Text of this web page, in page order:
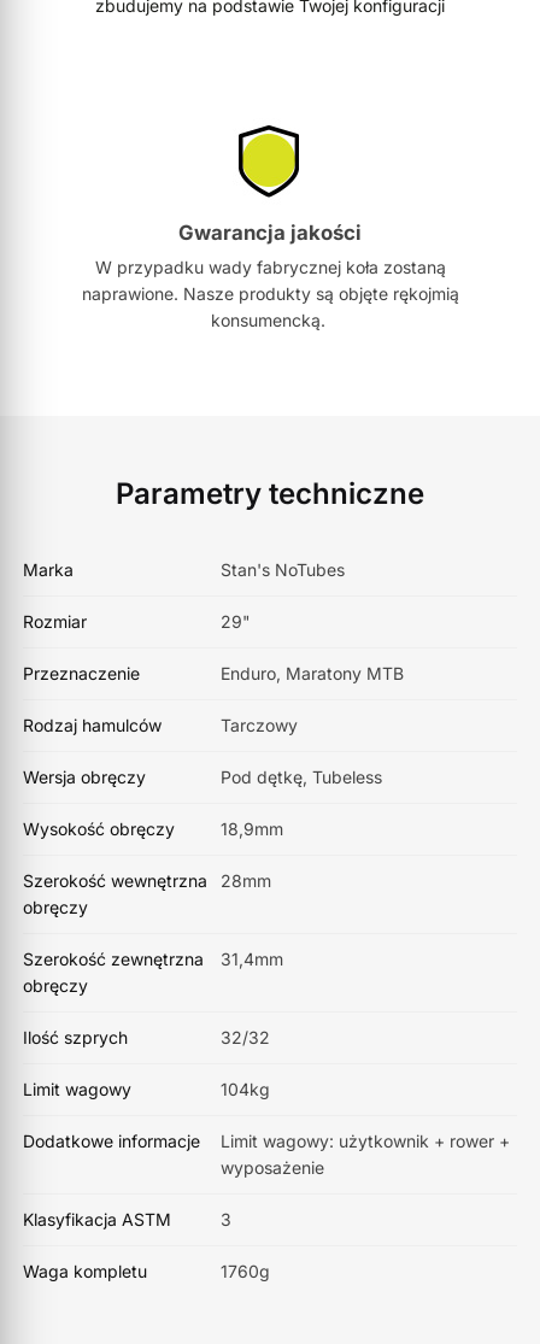
zbudujemy na podstawie Twojej konfiguracji
Gwarancja jakości
W przypadku wady fabrycznej koła zostaną
naprawione. Nasze produkty są objęte rękojmią
konsumencką.
Parametry techniczne
Marka Stan's NoTubes
Rozmiar 29"
Przeznaczenie Enduro, Maratony MTB
Rodzaj hamulców Tarczowy
Wersja obręczy Pod dętkę, Tubeless
Wysokość obręczy 18,9mm
Szerokość wewnętrzna
obręczy
28mm
Szerokość zewnętrzna
obręczy
31,4mm
Ilość szprych 32/32
Limit wagowy 104kg
Dodatkowe informacje
Limit wagowy: użytkownik + rower +
wyposażenie
Klasyfikacja ASTM 3
Waga kompletu 1760g